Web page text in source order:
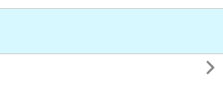
